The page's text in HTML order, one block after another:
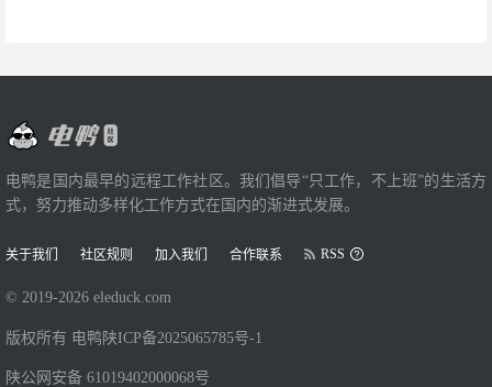
电鸭是国内最早的远程工作社区。我们倡导“只工作，不上班”的生活方
式，努力推动多样化工作方式在国内的渐进式发展。
关于我们 社区规则 加入我们 合作联系 RSS
© 2019-2026 eleduck.com
版权所有 电鸭 陕ICP备2025065785号-1
陕公网安备 61019402000068号